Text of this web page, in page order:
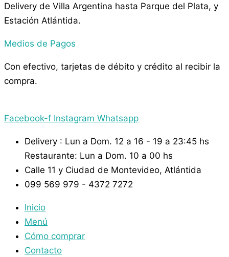
Delivery de Villa Argentina hasta Parque del Plata, y
Estación Atlántida.
Medios de Pagos
Con efectivo, tarjetas de débito y crédito al recibir la
compra.
Facebook-f Instagram Whatsapp
Delivery : Lun a Dom. 12 a 16 - 19 a 23:45 hs
Restaurante: Lun a Dom. 10 a 00 hs
Calle 11 y Ciudad de Montevideo, Atlántida
099 569 979 - 4372 7272
Inicio
Menú
Cómo comprar
Contacto